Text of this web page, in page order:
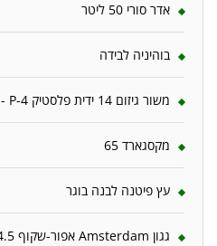
אדר סורי 50 ליטר
בוהיניה לבידה
משור גיזום 14 ידית פלסטיק P-4 -תבור
מקסגארד 65
עץ פיטנה לבנה בוגר
גגון Amsterdam אפור-שקוף 1.4X4.5 מבית פלרם – Canopia